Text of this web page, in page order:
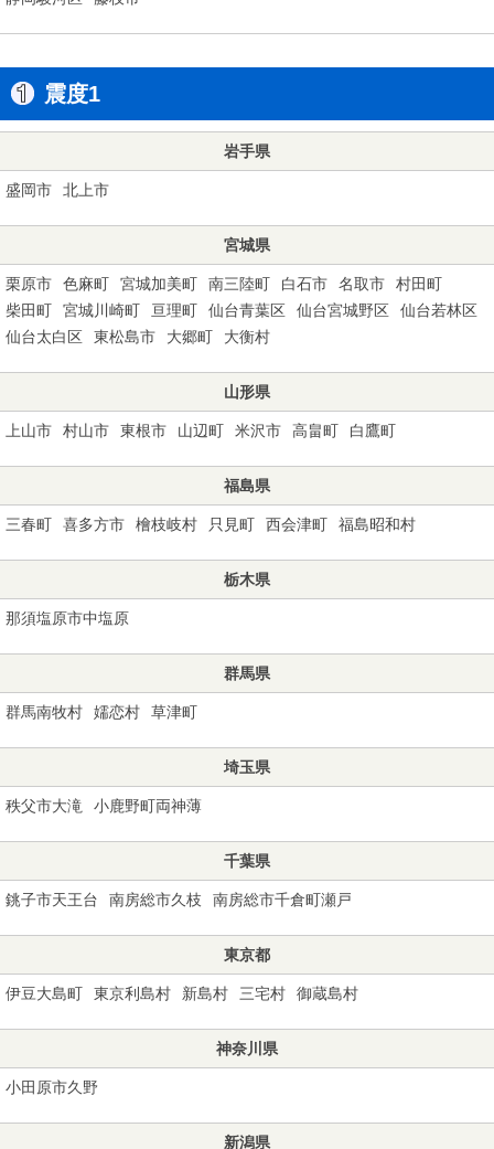
震度1
岩手県
盛岡市 北上市
宮城県
栗原市 色麻町 宮城加美町 南三陸町 白石市 名取市
村田町
柴田町
宮城川崎町 亘理町 仙台青葉区 仙台宮城野区
仙台若林区
仙台太白区
東松島市 大郷町 大衡村
山形県
上山市 村山市 東根市 山辺町 米沢市 高畠町 白鷹町
福島県
三春町 喜多方市 檜枝岐村 只見町 西会津町 福島昭和村
栃木県
那須塩原市中塩原
群馬県
群馬南牧村 嬬恋村 草津町
埼玉県
秩父市大滝 小鹿野町両神薄
千葉県
銚子市天王台 南房総市久枝 南房総市千倉町瀬戸
東京都
伊豆大島町 東京利島村 新島村 三宅村 御蔵島村
神奈川県
小田原市久野
新潟県